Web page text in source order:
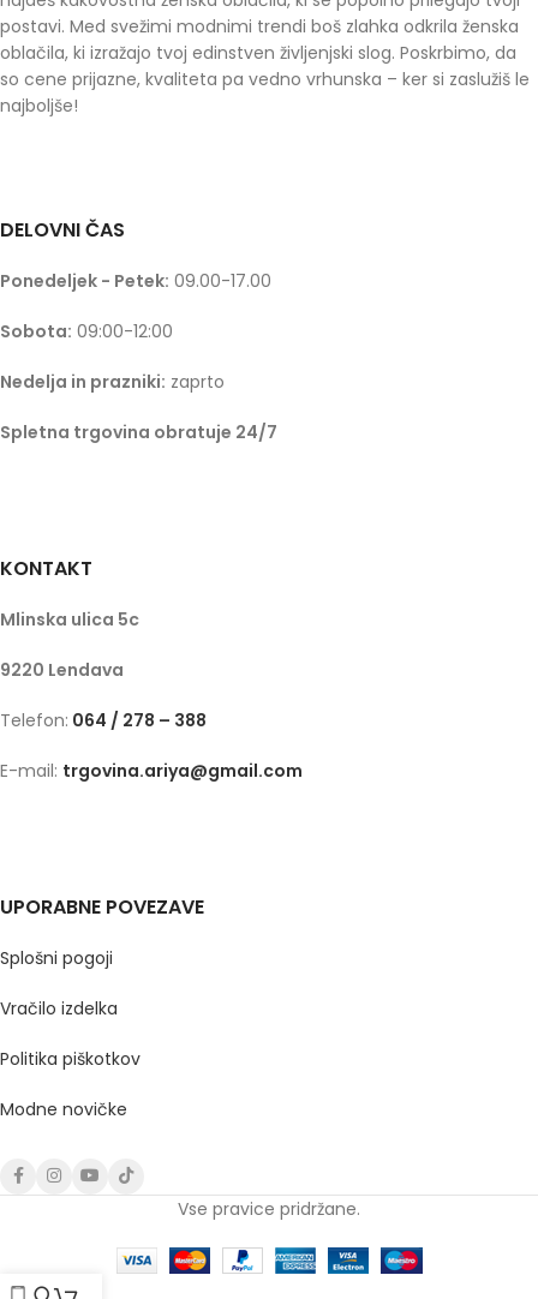
postavi. Med svežimi modnimi trendi boš zlahka odkrila ženska
oblačila, ki izražajo tvoj edinstven življenjski slog. Poskrbimo, da
so cene prijazne, kvaliteta pa vedno vrhunska – ker si zaslužiš le
najboljše!
DELOVNI ČAS
Ponedeljek - Petek: 09.00-17.00
Sobota: 09:00-12:00
Nedelja in prazniki: zaprto
Spletna trgovina obratuje 24/7
KONTAKT
Mlinska ulica 5c
9220 Lendava
Telefon: 064 / 278 – 388
E-mail: trgovina.ariya@gmail.com
UPORABNE POVEZAVE
Splošni pogoji
Vračilo izdelka
Politika piškotkov
Modne novičke
Vse pravice pridržane.